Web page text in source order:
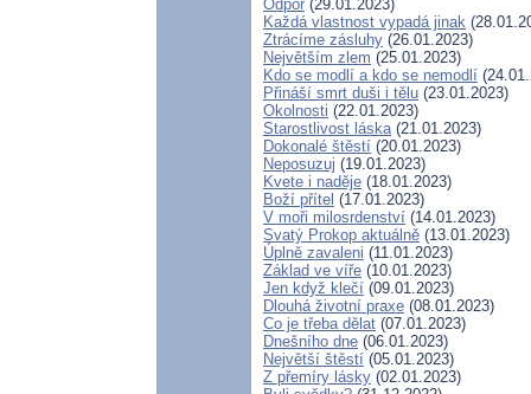
Odpor (29.01.2023)
Každá vlastnost vypadá jinak
Ztrácíme zásluhy (26.01.2023)
Největším zlem (25.01.2023)
Kdo se modlí a kdo se nemodlí
Přináší smrt duši i tělu (23.01.2023)
Okolnosti (22.01.2023)
Starostlivost láska(21.01.2023)
Dokonalé štěstí (20.01.2023)
Neposuzuj (19.01.2023)
Kvete i naděje (18.01.2023)
Boží přítel (17.01.2023)
V moři milosrdenství (14.01.2023)
Svatý Prokop aktuálně (13.01.2023)
Úplně zavaleni (11.01.2023)
Základ ve víře (10.01.2023)
Jen když klečí (09.01.2023)
Dlouhá životní praxe (08.01.2023)
Co je třeba dělat (07.01.2023)
Dnešního dne (06.01.2023)
Největší štěstí (05.01.2023)
Z přemíry lásky (02.01.2023)